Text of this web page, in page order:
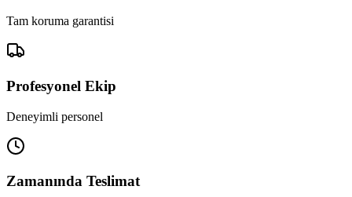
Tam koruma garantisi
Profesyonel Ekip
Deneyimli personel
Zamanında Teslimat